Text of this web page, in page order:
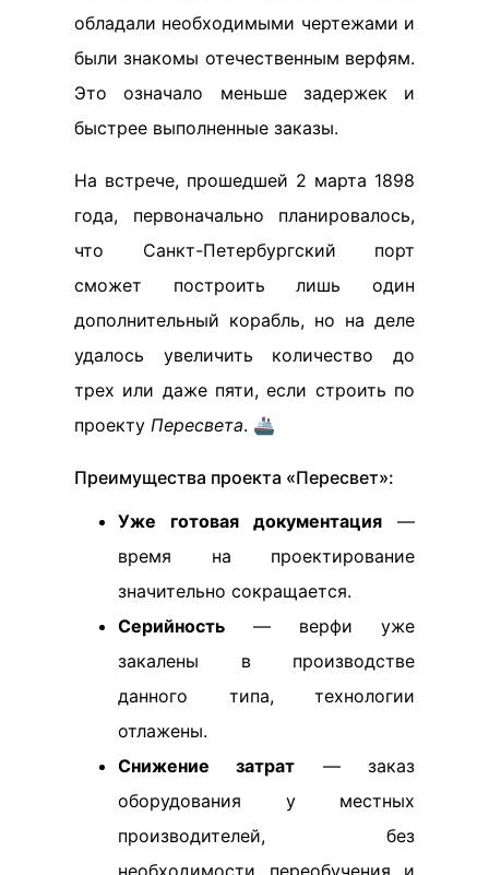
обладали необходимыми чертежами и
были знакомы отечественным верфям.
Это означало меньше задержек и
быстрее выполненные заказы.
На встрече, прошедшей 2 марта 1898
года, первоначально планировалось,
что Санкт-Петербургский порт
сможет построить лишь один
дополнительный корабль, но на деле
удалось увеличить количество до
трех или даже пяти, если строить по
проекту Пересвета. 🚢
Преимущества проекта «Пересвет»:
Уже готовая документация —
время на проектирование
значительно сокращается.
Серийность — верфи уже
закалены в производстве
данного типа, технологии
отлажены.
Снижение затрат — заказ
оборудования у местных
производителей, без
необходимости переобучения и